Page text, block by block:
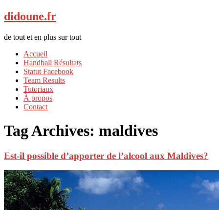
didoune.fr
de tout et en plus sur tout
Accueil
Handball Résultats
Statut Facebook
Team Results
Tutoriaux
À propos
Contact
Tag Archives: maldives
Est-il possible d’apporter de l’alcool aux Maldives?